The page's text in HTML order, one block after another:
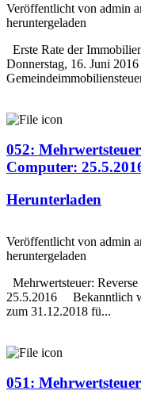
Veröffentlicht von admin
heruntergeladen
Erste Rate der
Donnerstag, 16. Juni
052:
Computer:
Herunterladen
Veröffentlicht von admin
heruntergeladen
Mehrwertsteuer:
25.5.2016 Bekanntlich
zum 31.12.2018 fü...
051: